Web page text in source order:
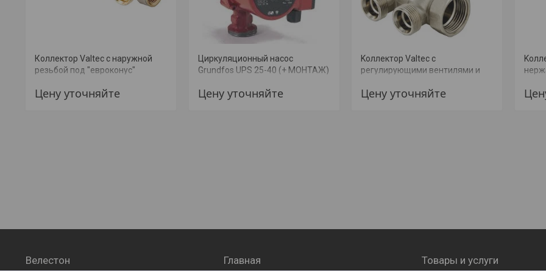
Коллектор Valtec c наружной
резьбой под "евроконус"
Цену уточняйте
Циркуляционный насос
Grundfos UPS 25-40 (+ МОНТАЖ)
Цену уточняйте
Kоллектор Valtec с
регулирующими вентилями и
"евроконус" (VTc.560.NE) (+
Цену уточняйте
Велестон Главная Товары и услуги